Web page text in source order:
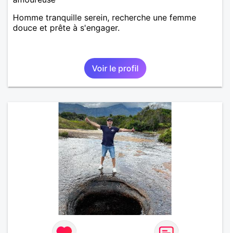
Homme tranquille serein, recherche une femme
douce et prête à s'engager.
Voir le profil